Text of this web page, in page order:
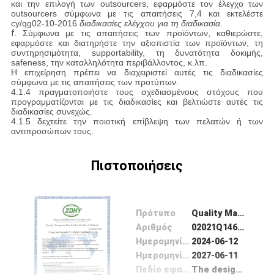
ΜΙΑ
ΠΡΟΣΦΟΡΆ
SITEMAP
ΠΟΛΙΤΙΚΉ
ΑΠΟΡΡΉΤΟΥ
και την επιλογή των outsourcers, εφαρμόστε τον έλεγχο των
outsourcers σύμφωνα με τις απαιτήσεις 7,4 και εκτελέστε
cy/qg02-10-2016 διαδικασίες ελέγχου για τη διαδικασία.
f. Σύμφωνα με τις απαιτήσεις των προϊόντων, καθιερώστε,
εφαρμόστε και διατηρήστε την αξιοπιστία των προϊόντων, τη
συντηρησιμότητα, supportability, τη δυνατότητα δοκιμής,
safeness, την καταλληλότητα περιβάλλοντος, κ.λπ.
Η επιχείρηση πρέπει να διαχειριστεί αυτές τις διαδικασίες
σύμφωνα με τις απαιτήσεις των προτύπων.
4.1.4 πραγματοποιήστε τους σχεδιασμένους στόχους που
προγραμματίζονται με τις διαδικασίες και βελτιώστε αυτές τις
διαδικασίες συνεχώς.
4.1.5 δεχτείτε την ποιοτική επίβλεψη των πελατών ή των
αντιπροσώπων τους.
Πιστοποιήσεις
Πρότυπο
Quality Management System Certificate
Αριθμός
02021Q1469R5M
Ημερομηνία Έκδοσης 2024-06-12
Ημερομηνία λήξης 2027-06-11
Πεδίο εφαρμογής / Range
The design, development, production and service of hydraulic cylinder and hydraulic hoist